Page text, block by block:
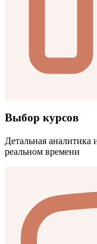
Выбор курсов
Детальная аналитика
реальном времени